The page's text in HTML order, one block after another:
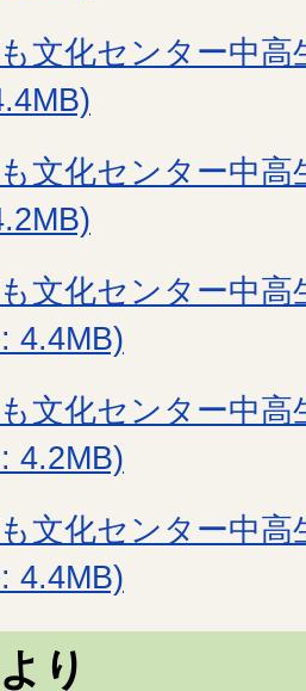
文化センター中
文化センター中
文化センター中
4.4MB)
文化センター中
4.2MB)
文化センター中
4.4MB)
り